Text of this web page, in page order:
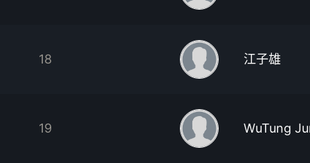
18 江子雄
19 WuTung